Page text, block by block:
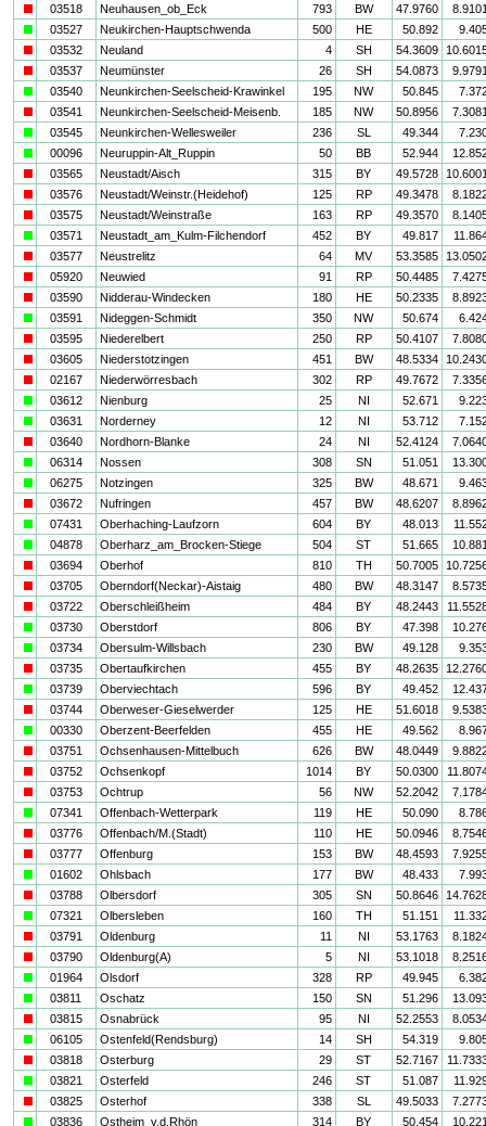
03518 Neuhausen_ob_Eck 793 BW 47.9760
03527 Neukirchen-Hauptschwenda 500 HE 50.892
03532 Neuland 4 SH 54.3609
03537 Neumünster 26 SH 54.0873
03540 Neunkirchen-Seelscheid-Krawinkel 195 NW 50.845
03541 Neunkirchen-Seelscheid-Meisenb. 185 NW 50.8956
03545 Neunkirchen-Wellesweiler 236 SL 49.344
00096 Neuruppin-Alt_Ruppin 50 BB 52.944
03565 Neustadt/Aisch 315 BY 49.5728
03576 Neustadt/Weinstr.(Heidehof) 125 RP 49.3478
03575 Neustadt/Weinstraße 163 RP 49.3570
03571 Neustadt_am_Kulm-Filchendorf 452 BY 49.817
03577 Neustrelitz 64 MV 53.3585
05920 Neuwied 91 RP 50.4485
03590 Nidderau-Windecken 180 HE 50.2335
03591 Nideggen-Schmidt 350 NW 50.674
03595 Niederelbert 250 RP 50.4107
03605 Niederstotzingen 451 BW 48.5334
02167 Niederwörresbach 302 RP 49.7672
03612 Nienburg 25 NI 52.671
03631 Norderney 12 NI 53.712
03640 Nordhorn-Blanke 24 NI 52.4124
06314 Nossen 308 SN 51.051
06275 Notzingen 325 BW 48.671
03672 Nufringen 457 BW 48.6207
07431 Oberhaching-Laufzorn 604 BY 48.013
04878 Oberharz_am_Brocken-Stiege 504 ST 51.665
03694 Oberhof 810 TH 50.7005
03705 Oberndorf(Neckar)-Aistaig 480 BW 48.3147
03722 Oberschleißheim 484 BY 48.2443
03730 Oberstdorf 806 BY 47.398
03734 Obersulm-Willsbach 230 BW 49.128
03735 Obertaufkirchen 455 BY 48.2635
03739 Oberviechtach 596 BY 49.452
03744 Oberweser-Gieselwerder 125 HE 51.6018
00330 Oberzent-Beerfelden 455 HE 49.562
03751 Ochsenhausen-Mittelbuch 626 BW 48.0449
03752 Ochsenkopf 1014 BY 50.0300
03753 Ochtrup 56 NW 52.2042
07341 Offenbach-Wetterpark 119 HE 50.090
03776 Offenbach/M.(Stadt) 110 HE 50.0946
03777 Offenburg 153 BW 48.4593
01602 Ohlsbach 177 BW 48.433
03788 Olbersdorf 305 SN 50.8646
07321 Olbersleben 160 TH 51.151
03791 Oldenburg 11 NI 53.1763
03790 Oldenburg(A) 5 NI 53.1018
01964 Olsdorf 328 RP 49.945
03811 Oschatz 150 SN 51.296
03815 Osnabrück 95 NI 52.2553
06105 Ostenfeld(Rendsburg) 14 SH 54.319
03818 Osterburg 29 ST 52.7167
03821 Osterfeld 246 ST 51.087
03825 Osterhof 338 SL 49.5033
03836 Ostheim_v.d.Rhön 314 BY 50.454